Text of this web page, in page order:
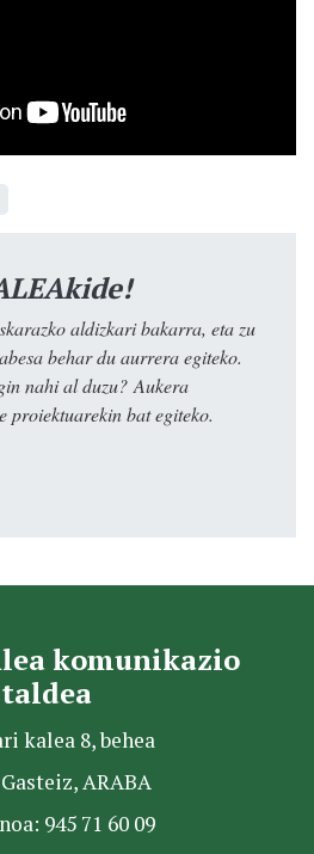
aldizkari bakarra, eta zu
behar du aurrera egiteko.
nahi al duzu? Aukera
proiektuarekin bat egiteko.
komunikazio
taldea
kalea 8, behea
ARABA
945 71 60 09